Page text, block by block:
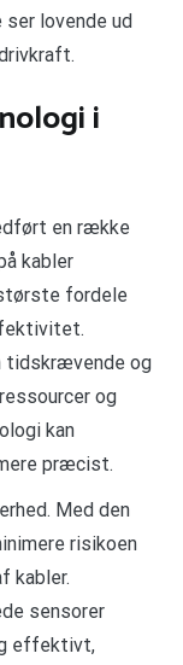
ser lovende ud
i
en række
kabler
fordele
tidskrævende og
og
kan
præcist.
Med den
risikoen
kabler.
sensorer
effektivt,